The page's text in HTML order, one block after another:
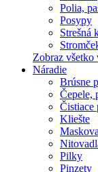
Polia,
Posypy
Strešná
Zobraz
Náradie
Brúsne
Čepele,
Čistiace
Kliešte
Pilky
Pinzety